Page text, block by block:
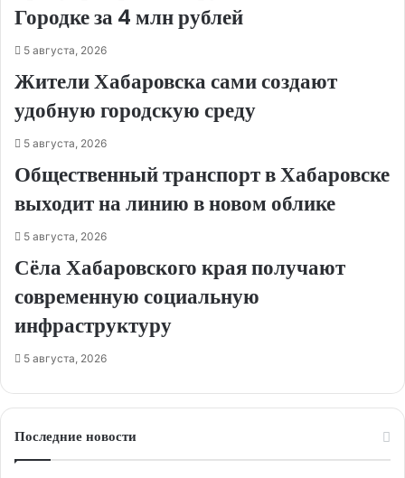
Городке за 4 млн рублей
5 августа, 2026
Жители Хабаровска сами создают
удобную городскую среду
5 августа, 2026
Общественный транспорт в Хабаровске
выходит на линию в новом облике
5 августа, 2026
Сёла Хабаровского края получают
современную социальную
инфраструктуру
5 августа, 2026
Последние новости